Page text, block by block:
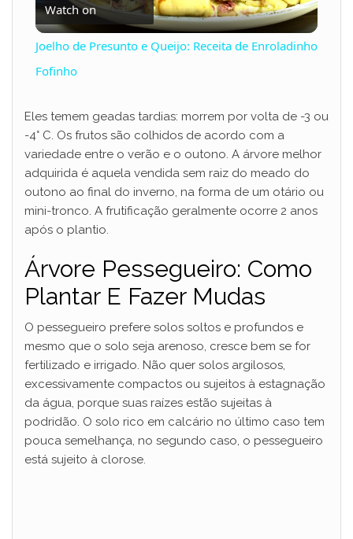
l
y
V
i
d
e
o
Watch on
Joelho de Presunto e Queijo: Receita de Enroladinho
Fofinho
Eles temem geadas tardias: morrem por volta de -3 ou
-4° C. Os frutos são colhidos de acordo com a
variedade entre o verão e o outono. A árvore melhor
adquirida é aquela vendida sem raiz do meado do
outono ao final do inverno, na forma de um otário ou
mini-tronco. A frutificação geralmente ocorre 2 anos
após o plantio.
Árvore Pessegueiro: Como
Plantar E Fazer Mudas
O pessegueiro prefere solos soltos e profundos e
mesmo que o solo seja arenoso, cresce bem se for
fertilizado e irrigado. Não quer solos argilosos,
excessivamente compactos ou sujeitos à estagnação
da água, porque suas raízes estão sujeitas à
podridão. O solo rico em calcário no último caso tem
pouca semelhança, no segundo caso, o pessegueiro
está sujeito à clorose.